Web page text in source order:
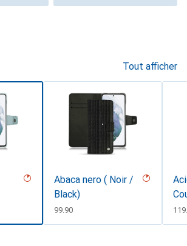
Tout afficher
Abaca nero ( Noir /
Black)
CHF
99.90 CHF